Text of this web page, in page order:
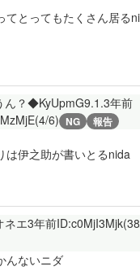
てとってもたくさん居る
ん？◆KyUpmG9.1.3年前
6) NG 報告
は伊之助が書いとるnida
ネエ3年前
んないニダ